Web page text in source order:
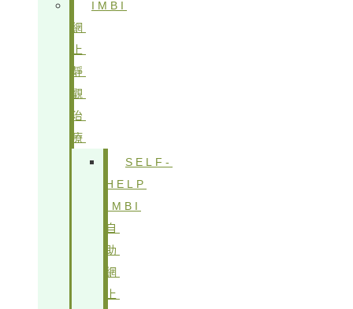
IMBI
網
上
靜
觀
治
療
SELF-
HELP
IMBI
自
助
網
上